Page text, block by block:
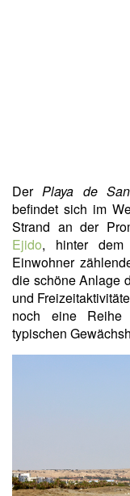
DerPlaya de
befindet sich im
Strand an der
Ejido, hinter
Einwohner
die schöne Anlage
und
noch eine Reihe
typischen